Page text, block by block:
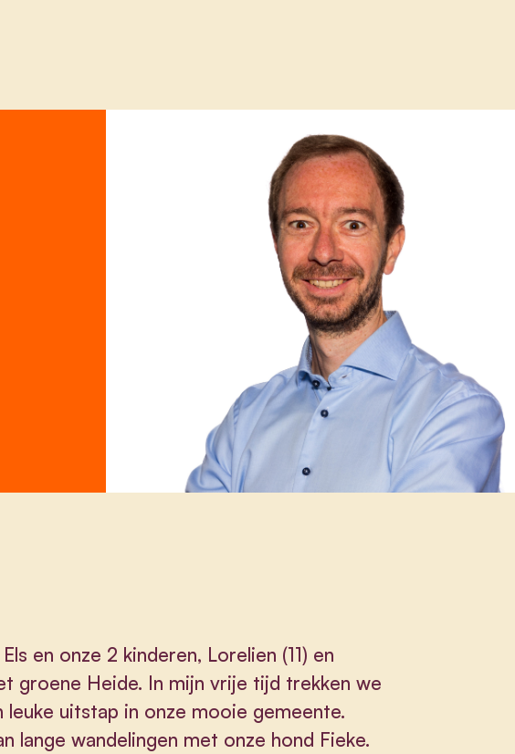
en onze 2 kinderen, Lorelien (11) en
groene Heide. In mijn vrije tijd trekken we
uitstap in onze mooie gemeente.
lange wandelingen met onze hond Fieke.